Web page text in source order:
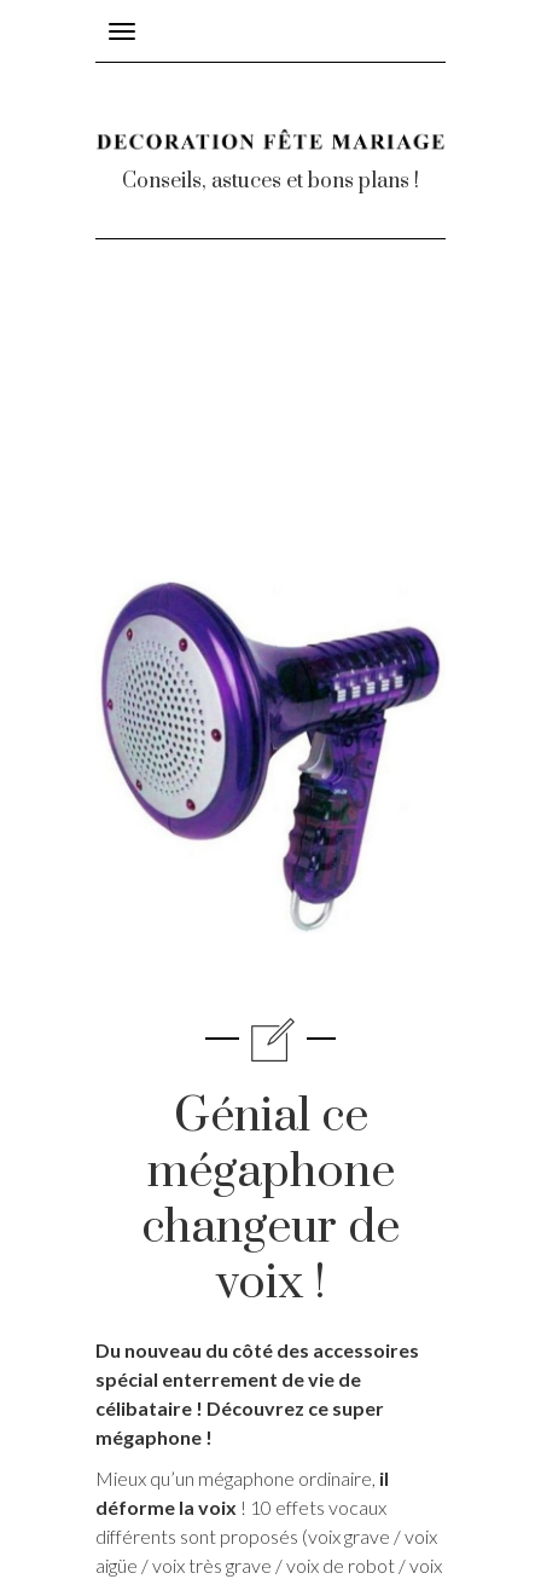
Toggle
navigation
Conseils, astuces et bons plans !
Génial ce
mégaphone
changeur de
voix !
Du nouveau du côté des accessoires
spécial enterrement de vie de
célibataire ! Découvrez ce super
mégaphone !
Mieux qu’un mégaphone ordinaire, il
déforme la voix ! 10 effets vocaux
différents sont proposés (voix grave / voix
aigüe / voix très grave / voix de robot / voix